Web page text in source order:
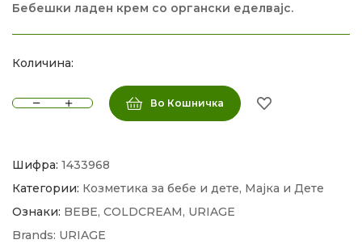
Бебешки ладен крем со органски еделвајс.
Количина:
Во Кошничка
Шифра: 1433968
Категории: Козметика за бебе и дете, Мајка и Дете
Ознаки: BEBE, COLDCREAM, URIAGE
Brands: URIAGE